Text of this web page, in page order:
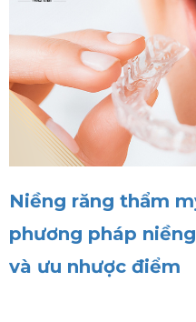
Niềng răng thẩm
phương pháp
và ưu nhược điểm